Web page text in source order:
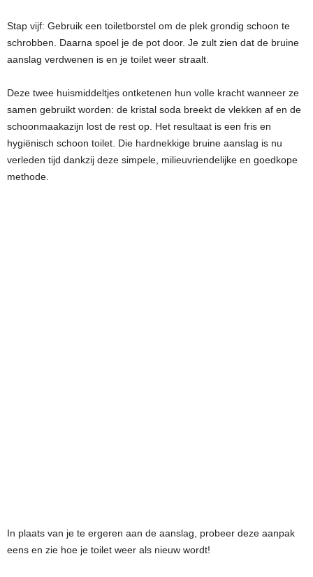
Stap vijf: Gebruik een toiletborstel om de plek grondig schoon te
schrobben. Daarna spoel je de pot door. Je zult zien dat de bruine
aanslag verdwenen is en je toilet weer straalt.
Deze twee huismiddeltjes ontketenen hun volle kracht wanneer ze
samen gebruikt worden: de kristal soda breekt de vlekken af en de
schoonmaakazijn lost de rest op. Het resultaat is een fris en
hygiënisch schoon toilet. Die hardnekkige bruine aanslag is nu
verleden tijd dankzij deze simpele, milieuvriendelijke en goedkope
methode.
In plaats van je te ergeren aan de aanslag, probeer deze aanpak
eens en zie hoe je toilet weer als nieuw wordt!